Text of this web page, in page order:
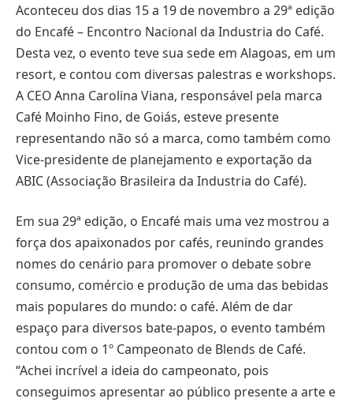
Aconteceu dos dias 15 a 19 de novembro a 29ª edição
do Encafé – Encontro Nacional da Industria do Café.
Desta vez, o evento teve sua sede em Alagoas, em um
resort, e contou com diversas palestras e workshops.
A CEO Anna Carolina Viana, responsável pela marca
Café Moinho Fino, de Goiás, esteve presente
representando não só a marca, como também como
Vice-presidente de planejamento e exportação da
ABIC (Associação Brasileira da Industria do Café).
Em sua 29ª edição, o Encafé mais uma vez mostrou a
força dos apaixonados por cafés, reunindo grandes
nomes do cenário para promover o debate sobre
consumo, comércio e produção de uma das bebidas
mais populares do mundo: o café. Além de dar
espaço para diversos bate-papos, o evento também
contou com o 1º Campeonato de Blends de Café.
“Achei incrível a ideia do campeonato, pois
conseguimos apresentar ao público presente a arte e